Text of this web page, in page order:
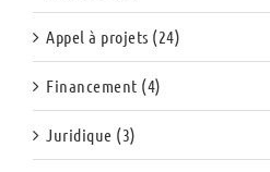
Appel à projets (24)
Financement (4)
Juridique (3)